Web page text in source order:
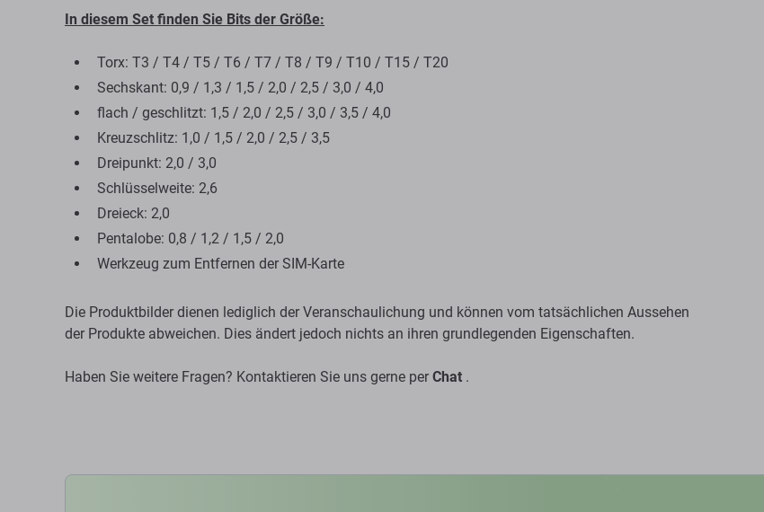
In diesem Set finden Sie Bits der Größe:
Torx: T3 / T4 / T5 / T6 / T7 / T8 / T9 / T10 / T15 / T20
Sechskant: 0,9 / 1,3 / 1,5 / 2,0 / 2,5 / 3,0 / 4,0
flach / geschlitzt: 1,5 / 2,0 / 2,5 / 3,0 / 3,5 / 4,0
Kreuzschlitz: 1,0 / 1,5 / 2,0 / 2,5 / 3,5
Dreipunkt: 2,0 / 3,0
Schlüsselweite: 2,6
Dreieck: 2,0
Pentalobe: 0,8 / 1,2 / 1,5 / 2,0
Werkzeug zum Entfernen der SIM-Karte
Die Produktbilder dienen lediglich der Veranschaulichung und können vom tatsächlichen Aussehen
der Produkte abweichen. Dies ändert jedoch nichts an ihren grundlegenden Eigenschaften.
Haben Sie weitere Fragen? Kontaktieren Sie uns gerne per Chat .